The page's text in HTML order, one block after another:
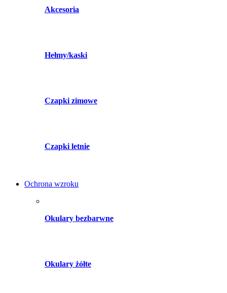
Akcesoria
Hełmy/kaski
Czapki zimowe
Czapki letnie
Ochrona wzroku
Okulary bezbarwne
Okulary żółte